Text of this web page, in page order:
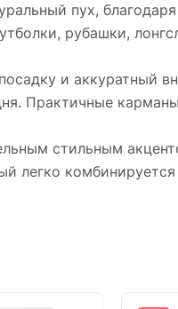
пух,
рубашки,
и аккуратный
Практичные
стильным
легко